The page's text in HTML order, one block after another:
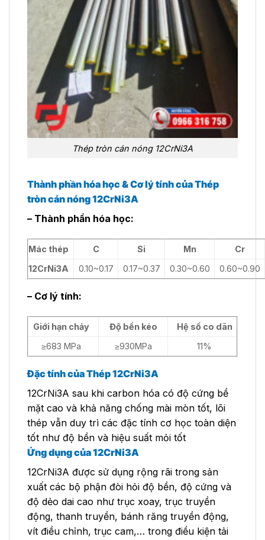
Thép tròn cán nóng 12CrNi3A
Thành phần hóa học & Cơ lý tính của Thép
tròn cán nóng 12CrNi3A
– Thành phần hóa học:
Mác thép C Si Mn
Cr
12CrNi3A
0.10~0.17 0.17~0.37 0.30~0.60 0.60~0.90
– Cơ lý tính:
Giới hạn chảy Độ bền kéo
Hệ số co dãn
≥683 MPa
≥930MPa 11%
Đặc tính của Thép 12CrNi3A
12CrNi3A sau khi carbon hóa có độ cứng bề
mặt cao và khả năng chống mài mòn tốt, lõi
thép vẫn duy trì các đặc tính cơ học toàn diện
tốt như độ bền và hiệu suất mỏi tốt
Ứng dụng của 12CrNi3A
12CrNi3A được sử dụng rộng rãi trong sản
xuất các bộ phận đòi hỏi độ bền, độ cứng và
độ dẻo dai cao như trục xoay, trục truyền
động, thanh truyền, bánh răng truyền động,
vít điều chỉnh, trục cam,… trong điều kiện tải